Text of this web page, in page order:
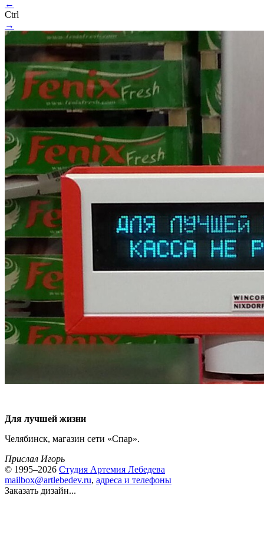
←
Ctrl
→
Для лучшей жизни
Челябинск, магазин сети «Спар».
Прислал Игорь
© 1995–2026 Студия Артемия Лебедева
mailbox@artlebedev.ru, адреса и телефоны
Заказать дизайн...